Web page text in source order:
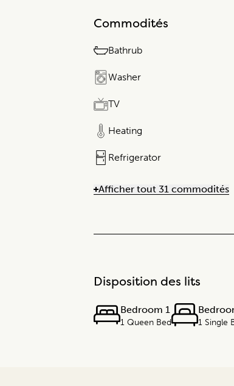
Commodités
Bathrub
Washer
TV
Heating
Refrigerator
Afficher tout 31 commodités
Disposition des lits
Bedroom 1
1 Queen Bed 1 Single